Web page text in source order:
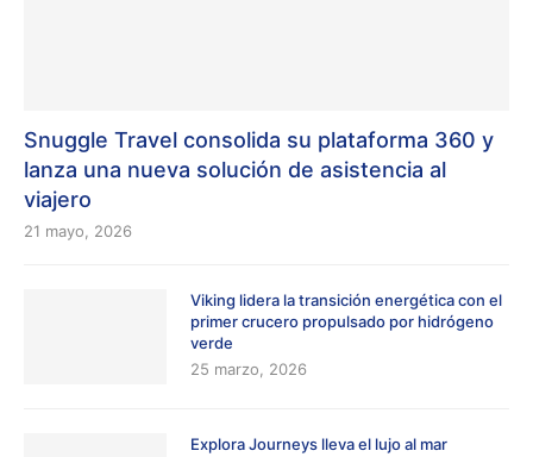
Snuggle Travel consolida su plataforma 360 y
lanza una nueva solución de asistencia al
viajero
21 mayo, 2026
Viking lidera la transición energética con el
primer crucero propulsado por hidrógeno
verde
25 marzo, 2026
Explora Journeys lleva el lujo al mar